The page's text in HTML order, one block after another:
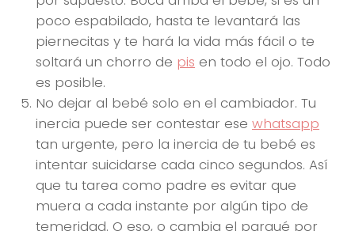
poco espabilado, hasta te levantará las
piernecitas y te hará la vida más fácil o te
soltará un chorro de pis en todo el ojo. Todo
es posible.
No dejar al bebé solo en el cambiador. Tu
inercia puede ser contestar ese whatsapp
tan urgente, pero la inercia de tu bebé es
intentar suicidarse cada cinco segundos. Así
que tu tarea como padre es evitar que
muera a cada instante por algún tipo de
temeridad. O eso, o cambia el parqué por